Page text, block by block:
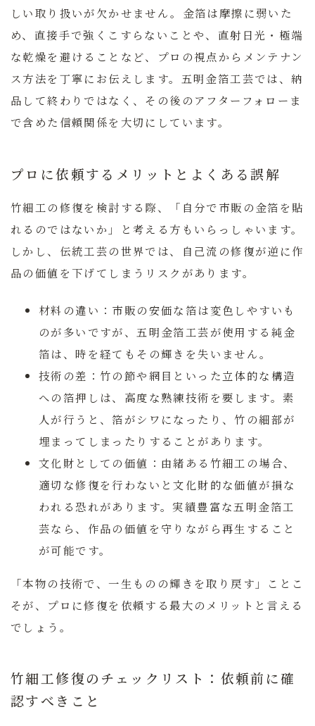
しい取り扱いが欠かせません。金箔は摩擦に弱いた
め、直接手で強くこすらないことや、直射日光・極端
な乾燥を避けることなど、プロの視点からメンテナン
ス方法を丁寧にお伝えします。五明金箔工芸では、納
品して終わりではなく、その後のアフターフォローま
で含めた信頼関係を大切にしています。
プロに依頼するメリットとよくある誤解
竹細工の修復を検討する際、「自分で市販の金箔を貼
れるのではないか」と考える方もいらっしゃいます。
しかし、伝統工芸の世界では、自己流の修復が逆に作
品の価値を下げてしまうリスクがあります。
材料の違い： 市販の安価な箔は変色しやすいも
のが多いですが、五明金箔工芸が使用する純金
箔は、時を経てもその輝きを失いません。
技術の差： 竹の節や網目といった立体的な構造
への箔押しは、高度な熟練技術を要します。素
人が行うと、箔がシワになったり、竹の細部が
埋まってしまったりすることがあります。
文化財としての価値： 由緒ある竹細工の場合、
適切な修復を行わないと文化財的な価値が損な
われる恐れがあります。実績豊富な五明金箔工
芸なら、作品の価値を守りながら再生すること
が可能です。
「本物の技術で、一生ものの輝きを取り戻す」
ことこ
そが、プロに修復を依頼する最大のメリットと言える
でしょう。
竹細工修復のチェックリスト：依頼前に確
認すべきこと